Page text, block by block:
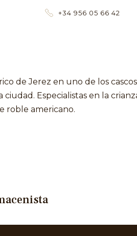
+34 956 05 66 42
de Jerez en uno de los cascos
Especialistas en la
roble americano.